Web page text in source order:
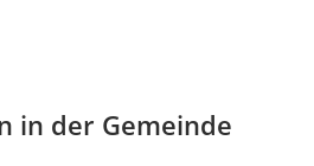
in der Gemeinde